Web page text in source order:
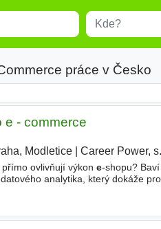
Místo
results.
práce v Česko
e - commerce
Modletice Career Power,
ovlivňují výkon e-shopu?
analytika, který dokáže